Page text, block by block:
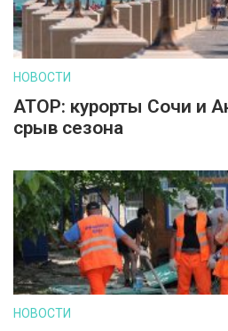
НОВОСТИ
АТОР: курорты Сочи и
срыв сезона
НОВОСТИ